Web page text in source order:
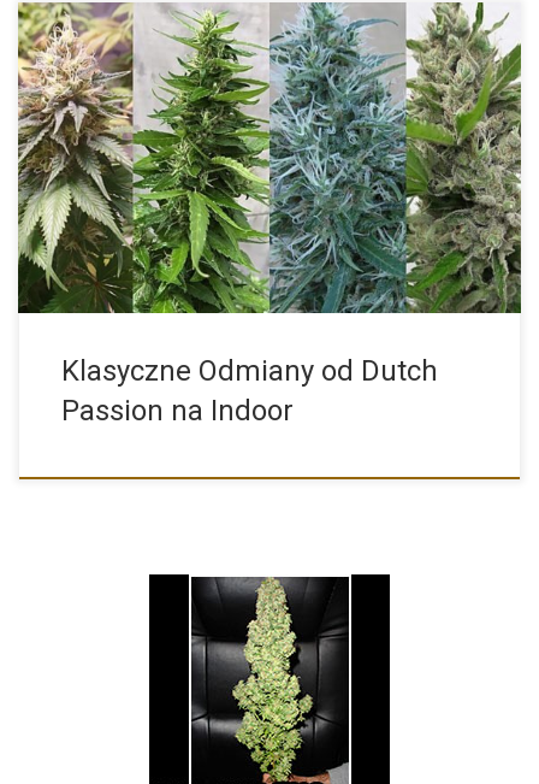
Obecnie na rynku konopnym mamy niezliczoną ilość nasion
marihuany różnych […]
Klasyczne Odmiany od Dutch
Passion na Indoor